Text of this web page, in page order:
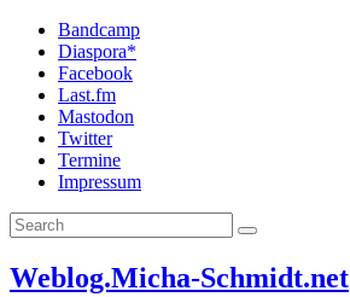
Bandcamp
Diaspora*
Facebook
Last.fm
Mastodon
Twitter
Termine
Impressum
Weblog.Micha-Schmidt.net